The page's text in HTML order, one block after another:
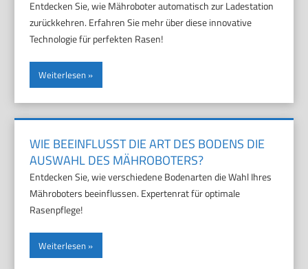
Entdecken Sie, wie Mähroboter automatisch zur Ladestation
zurückkehren. Erfahren Sie mehr über diese innovative
Technologie für perfekten Rasen!
Weiterlesen
WIE BEEINFLUSST DIE ART DES BODENS DIE
AUSWAHL DES MÄHROBOTERS?
Entdecken Sie, wie verschiedene Bodenarten die Wahl Ihres
Mähroboters beeinflussen. Expertenrat für optimale
Rasenpflege!
Weiterlesen